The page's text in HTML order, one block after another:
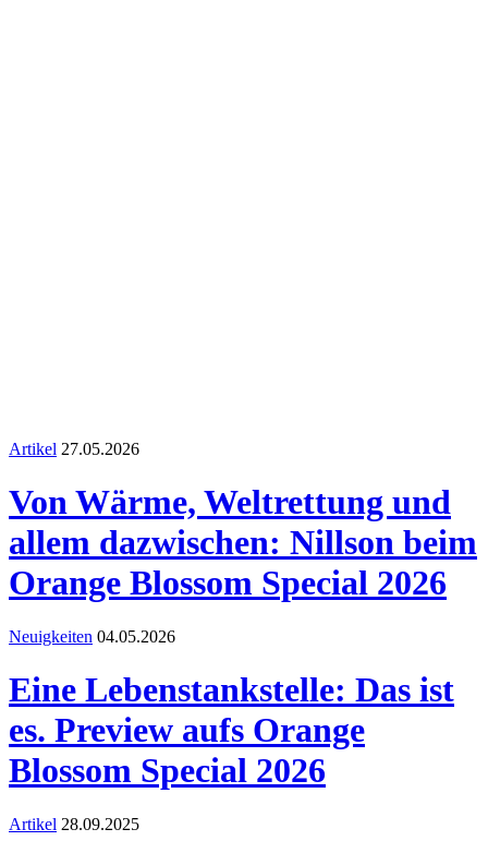
Artikel 27.05.2026
Von Wärme, Weltrettung und
allem dazwischen: Nillson beim
Orange Blossom Special 2026
Neuigkeiten 04.05.2026
Eine Lebenstankstelle: Das ist
es. Preview aufs Orange
Blossom Special 2026
Artikel 28.09.2025